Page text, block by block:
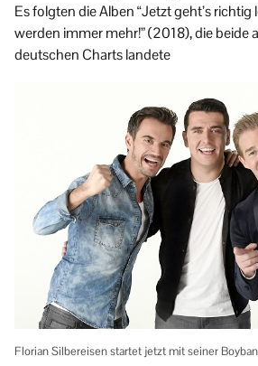
Es folgten die Alben “Jetzt geht’s richtig
werden immer mehr!” (2018), die beide
deutschen Charts landete
Florian Silbereisen startet jetzt mit seiner